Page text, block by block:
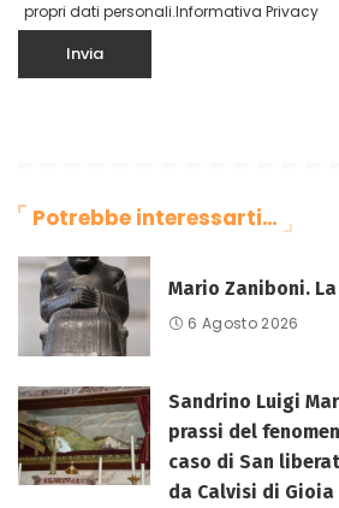
propri dati personali.Informativa Privacy
Potrebbe interessarti…
Mario Zaniboni.
6 Agosto 2026
Sandrino Luigi
prassi del
caso di San
da Calvisi di